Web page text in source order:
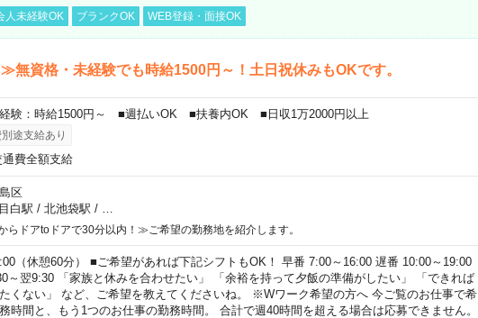
人未経験OK ブランクOK WEB登録・面接OK
資格・未経験でも時給1500円～！土日祝休みもOKです。
験：時給1500円～ ■週払いOK ■扶養内OK ■日収1万2000円以上
途支給あり
通費全額支給
区
目白駅 / 北池袋駅 /
らドアtoドアで30分以内！≫ご希望の勤務地を紹介します。
（休憩60分） ■ご希望があれば下記シフトもOK！ 早番 7:00～16:00 遅番 10:00～19:00
～翌9:30 「家族と休みを合わせたい」 「余裕を持って夕飯の準備がしたい」 「できれば
くない」 など、ご希望を教えてくださいね。 ※Wワーク希望の方へ 今ご覧のお仕事で希
時間と、もう1つのお仕事の勤務時間。 合計で週40時間を超える場合は応募できません。